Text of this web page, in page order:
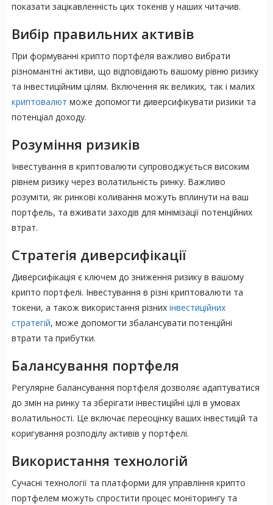
показати зацікавленність цих токенів у наших читачив.
Вибір правильних активів
При формуванні крипто портфеля важливо вибрати
різноманітні активи, що відповідають вашому рівню ризику
та інвестиційним цілям. Включення як великих, так і малих
криптовалют може допомогти диверсифікувати ризики та
потенціал доходу.
Розуміння ризиків
Інвестування в криптовалюти супроводжується високим
рівнем ризику через волатильність ринку. Важливо
розуміти, як ринкові коливання можуть вплинути на ваш
портфель, та вживати заходів для мінімізації потенційних
втрат.
Стратегія диверсифікації
Диверсифікація є ключем до зниження ризику в вашому
крипто портфелі. Інвестування в різні криптовалюти та
токени, а також використання різних інвестиційних
стратегій, може допомогти збалансувати потенційні
втрати та прибутки.
Балансування портфеля
Регулярне балансування портфеля дозволяє адаптуватися
до змін на ринку та зберігати інвестиційні цілі в умовах
волатильності. Це включає переоцінку ваших інвестицій та
коригування розподілу активів у портфелі.
Використання технологій
Сучасні технології та платформи для управління крипто
портфелем можуть спростити процес моніторингу та